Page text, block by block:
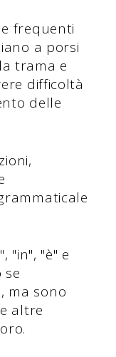
frequenti
a porsi
trama e
difficoltà
delle
"in", "è" e
se
ma sono
altre